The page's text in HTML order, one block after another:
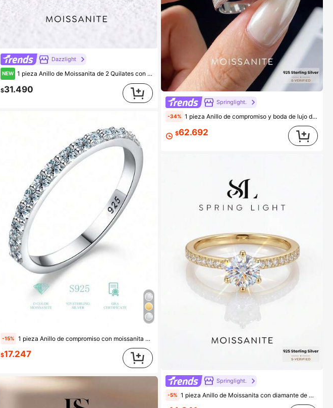
Dazzlight
NEW 1 pieza Anillo de Moissanita de 2 Quilates con Patrón de Corona de Cinco Puntas en Plata de Ley 925, Joyería Elegante de Lujo para Compromiso, Boda y Novia
$31.490
-15% 1 pieza Anillo de compromiso con moissanita y diamante, anillo de compromiso de plata de ley 925, anillo eterno, anillo de aniversario, regalo de joyería de lujo para la novia
$17.247
Springlight.
-34% 1 pieza Anillo de compromiso y boda de lujo de plata de ley 925 con 5.0 quilates de diamante Moissanite de triple regalo de cumpleaños para la mejor amiga, joyería nupcial
$62.692
Springlight.
-5% 1 pieza Anillo de Moissanita con diamante de 0,4 quilates en estilo minimalista, de plata de ley 925, delicado y brillante, adecuado como anillo de compromiso, anillo de aniversario, regalo de joyería para mujer, regalo de Navidad